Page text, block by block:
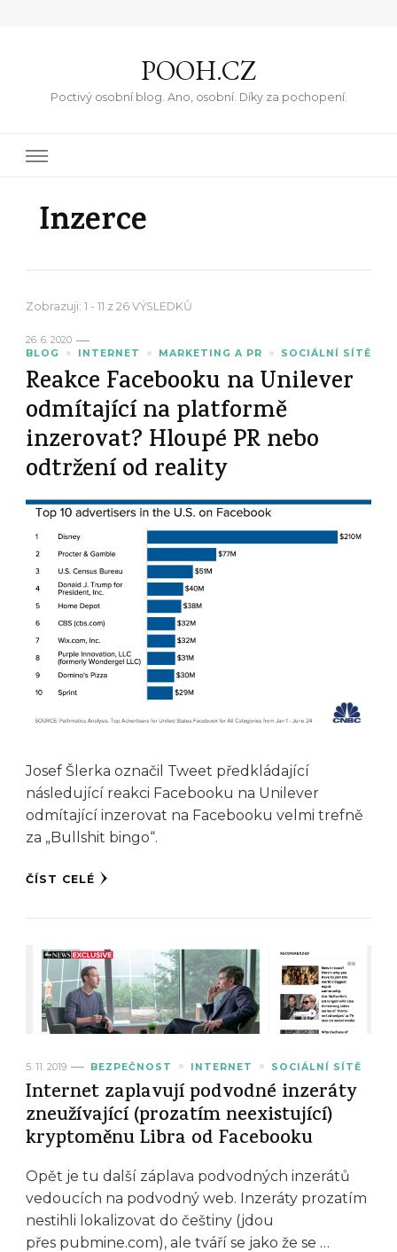
POOH.CZ
Poctivý osobní blog. Ano, osobní. Díky za pochopení.
Inzerce
Zobrazuji: 1 - 11 z 26 VÝSLEDKŮ
26. 6. 2020
BLOG
INTERNET MARKETING A PR SOCIÁLNÍ SÍTĚ
Reakce Facebooku na Unilever
odmítající na platformě
inzerovat? Hloupé PR nebo
odtržení od reality
Josef Šlerka označil Tweet předkládající
následující reakci Facebooku na Unilever
odmítající inzerovat na Facebooku velmi trefně
za „Bullshit bingo“.
ČÍST CELÉ
5. 11. 2019 BEZPEČNOST INTERNET SOCIÁLNÍ SÍTĚ
Internet zaplavují podvodné inzeráty
zneužívající (prozatím neexistující)
kryptoměnu Libra od Facebooku
Opět je tu další záplava podvodných inzerátů
vedoucích na podvodný web. Inzeráty prozatím
nestihli lokalizovat do češtiny (jdou
přes pubmine.com), ale tváří se jako že se …